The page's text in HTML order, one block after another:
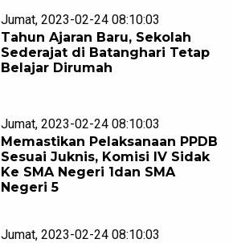
Jumat, 2023-02-24 08:10:03
Tahun Ajaran Baru, Sekolah
Sederajat di Batanghari Tetap
Belajar Dirumah
Jumat, 2023-02-24 08:10:03
Memastikan Pelaksanaan PPDB
Sesuai Juknis, Komisi IV Sidak
Ke SMA Negeri 1dan SMA
Negeri 5
Jumat, 2023-02-24 08:10:03